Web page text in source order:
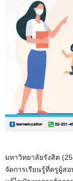
มหาวิทยาลัยรังสิต
จัดการเรียนรู้ที่ครูผู้ส